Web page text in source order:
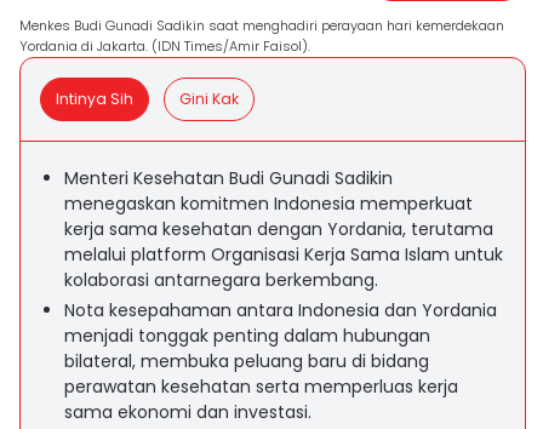
Menkes Budi Gunadi Sadikin saat menghadiri perayaan hari kemerdekaan
Yordania di Jakarta. (IDN Times/Amir Faisol).
Intinya Sih Gini Kak
Menteri Kesehatan Budi Gunadi Sadikin
menegaskan komitmen Indonesia memperkuat
kerja sama kesehatan dengan Yordania, terutama
melalui platform Organisasi Kerja Sama Islam untuk
kolaborasi antarnegara berkembang.
Nota kesepahaman antara Indonesia dan Yordania
menjadi tonggak penting dalam hubungan
bilateral, membuka peluang baru di bidang
perawatan kesehatan serta memperluas kerja
sama ekonomi dan investasi.